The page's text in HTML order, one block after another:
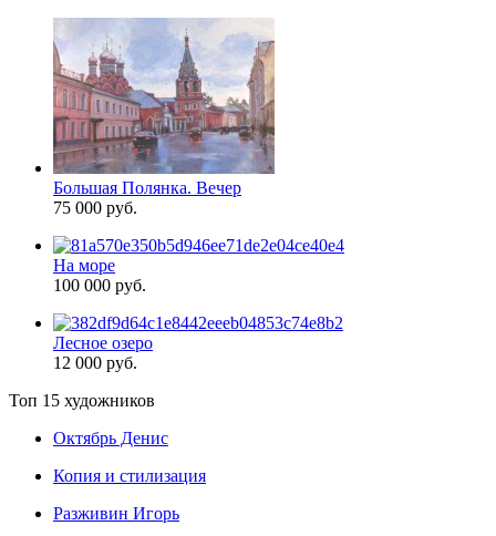
Большая Полянка. Вечер
75 000 руб.
На море
100 000 руб.
Лесное озеро
12 000 руб.
Топ 15 художников
Октябрь Денис
Копия и стилизация
Разживин Игорь